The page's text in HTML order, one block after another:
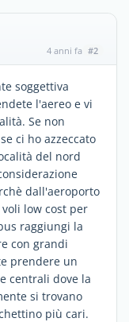
4 anni fa #2
soggettiva
l'aereo e vi
Se non
ci ho azzeccato
del nord
dall'aeroporto
low cost per
raggiungi la
con grandi
prendere un
centrali dove la
si trovano
più cari.